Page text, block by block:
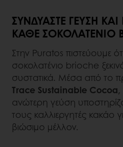
ΣΥΝΔΥΆΣΤΕ ΓΕΎΣΗ
ΚΆΘΕ ΣΟΚΟΛΑΤΈΝΙΟ
Στην Puratos πιστεύουμε
σοκολατένιο brioche
συστατικά. Μέσα από το
Trace Sustainable Cocoa
ανώτερη γεύση
τους καλλιεργητές κακάο
βιώσιμο μέλλον.